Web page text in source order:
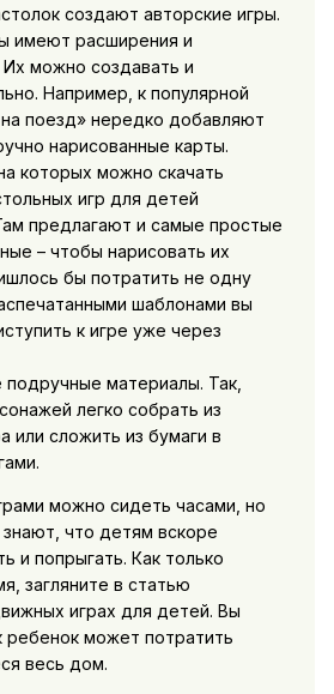
создают авторские игры.
имеют расширения и
можно создавать и
Например, к популярной
поезд» нередко добавляют
нарисованные карты.
которых можно скачать
игр для детей
предлагают и самые простые
– чтобы нарисовать их
бы потратить не одну
шаблонами вы
к игре уже через
подручные материалы. Так,
легко собрать из
или сложить из бумаги в
можно сидеть часами, но
что детям вскоре
и попрыгать. Как только
загляните в статью
играх для детей. Вы
ребенок может потратить
весь дом.